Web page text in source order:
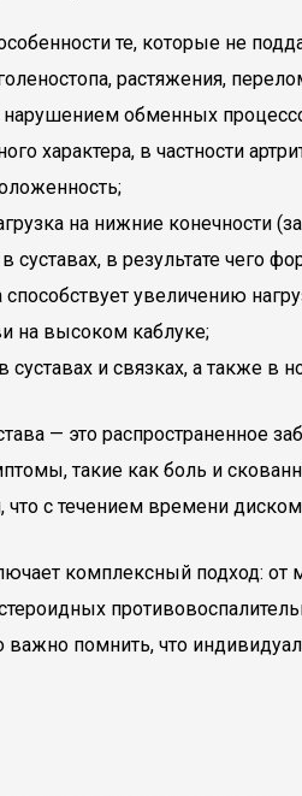
те, которые не
растяжения,
обменных
характера, в частности
на нижние конечности
суставах, в результате чего
увеличению
на высоком каблуке;
суставах и связках, а также
— это
такие как боль и
с течением времени
комплексный подход:
важно помнить, что